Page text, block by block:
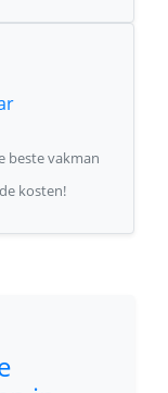
beste vakman
kosten!